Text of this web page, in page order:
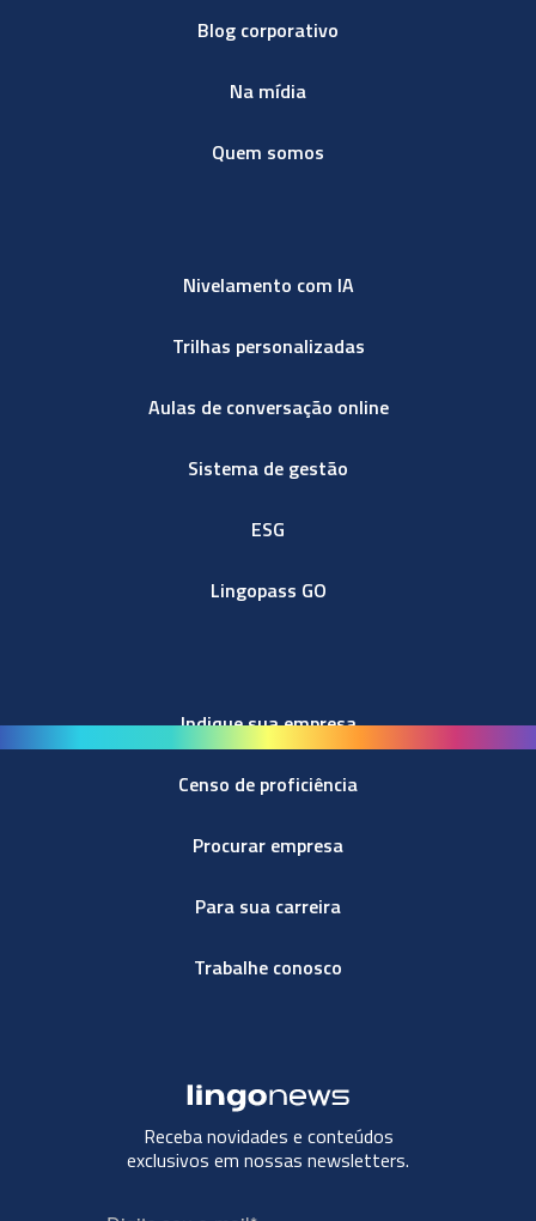
Blog corporativo
Na mídia
Quem somos
Nivelamento com IA
Trilhas personalizadas
Aulas de conversação online
Sistema de gestão
ESG
Lingopass GO
Indique sua empresa
Censo de proficiência
Procurar empresa
Para sua carreira
Trabalhe conosco
Receba novidades e conteúdos
exclusivos em nossas newsletters.